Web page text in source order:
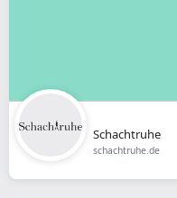
Schachtruhe
schachtruhe.de